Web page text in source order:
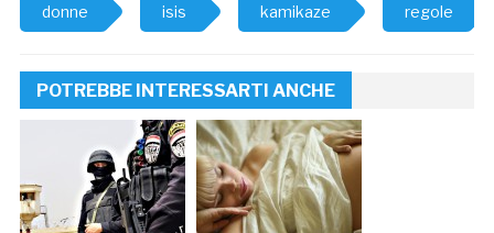
donne isis kamikaze regole
POTREBBE INTERESSARTI ANCHE